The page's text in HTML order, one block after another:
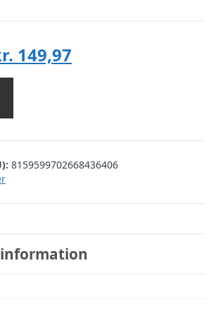
249,95.
149,97
kr. 149,97.
8159599702668436406